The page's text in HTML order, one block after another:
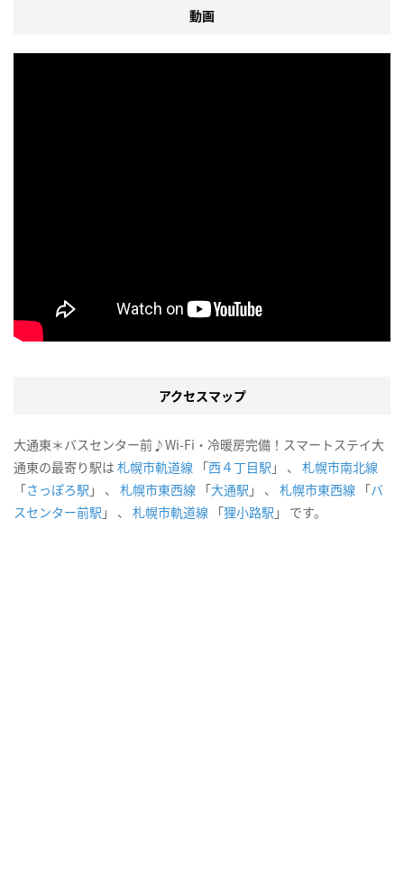
動画
アクセスマップ
大通東＊バスセンター前♪Wi-Fi・冷暖房完備！スマートステイ大
通東の最寄り駅は 札幌市軌道線 「西４丁目駅 」 、 札幌市南北線
「さっぽろ駅 」 、 札幌市東西線 「大通駅 」 、 札幌市東西線 「バ
スセンター前駅 」 、 札幌市軌道線 「狸小路駅 」 です。